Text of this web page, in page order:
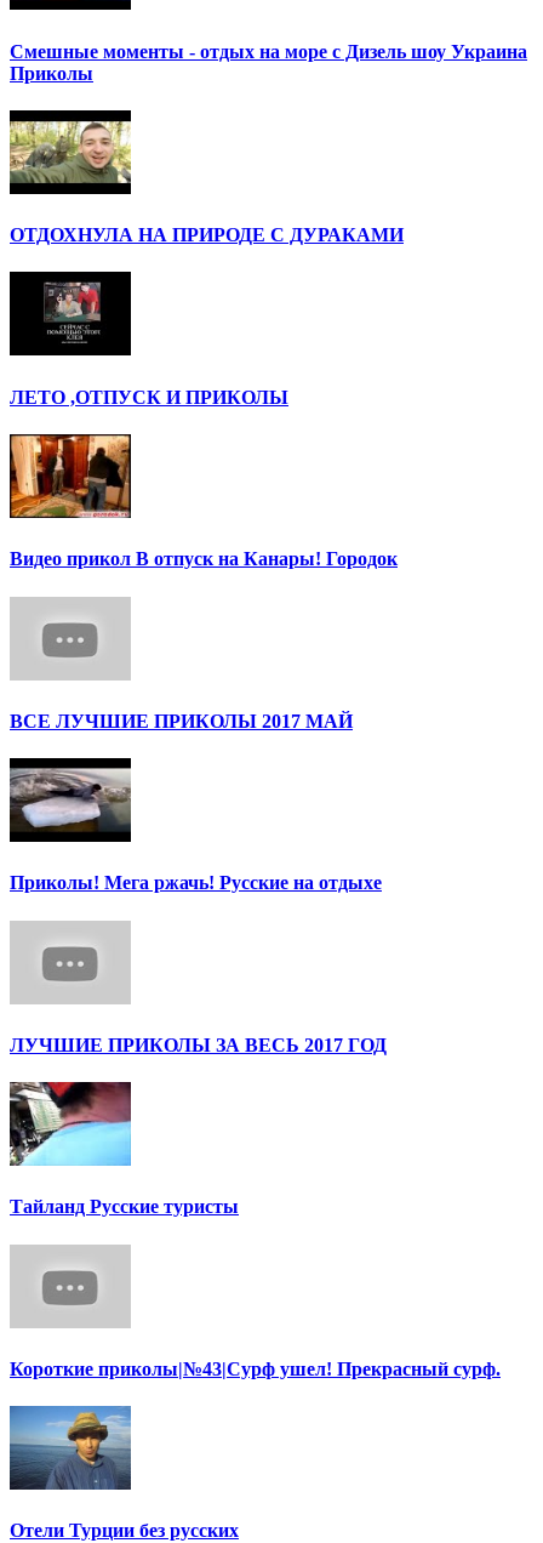
Смешные моменты - отдых на море с Дизель шоу Украина
Приколы
ОТДОХНУЛА НА ПРИРОДЕ С ДУРАКАМИ
ЛЕТО ,ОТПУСК И ПРИКОЛЫ
Видео прикол В отпуск на Канары! Городок
ВСЕ ЛУЧШИЕ ПРИКОЛЫ 2017 МАЙ
Приколы! Мега ржачь! Русские на отдыхе
ЛУЧШИЕ ПРИКОЛЫ ЗА ВЕСЬ 2017 ГОД
Тайланд Русские туристы
Короткие приколы|№43|Сурф ушел! Прекрасный сурф.
Отели Турции без русских